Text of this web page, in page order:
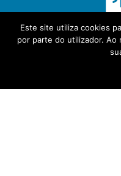
Este site utiliza cookies
por parte do utilizador. Ao